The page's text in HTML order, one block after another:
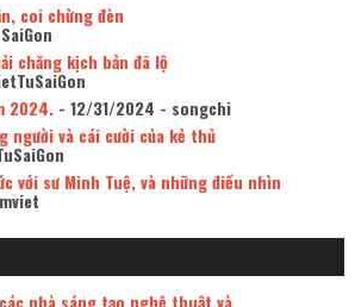
coi chừng đèn
chăng kịch bản đã lộ
2024.- 12/31/2024 - songchi
người và cái cười của kẻ thủ
với sư Minh Tuệ, và những điều nhìn
nhà sáng tạo nghệ thuật và